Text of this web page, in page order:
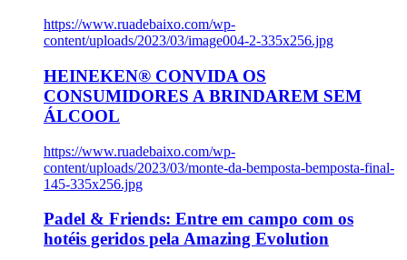
https://www.ruadebaixo.com/wp-
content/uploads/2023/03/image004-2-335x256.jpg
HEINEKEN® CONVIDA OS
CONSUMIDORES A BRINDAREM SEM
ÁLCOOL
https://www.ruadebaixo.com/wp-
content/uploads/2023/03/monte-da-bemposta-bemposta-final-
145-335x256.jpg
Padel & Friends: Entre em campo com os
hotéis geridos pela Amazing Evolution